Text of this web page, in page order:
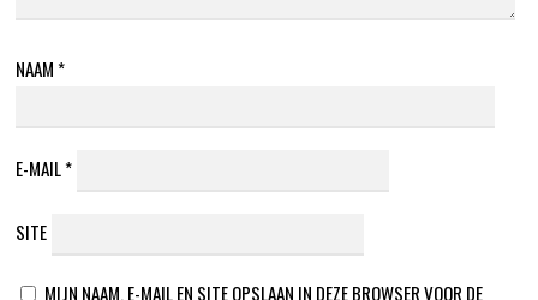
NAAM *
E-MAIL*
SITE
MIJN NAAM, E-MAIL EN SITE OPSLAAN IN DEZE BROWSER VOOR DE